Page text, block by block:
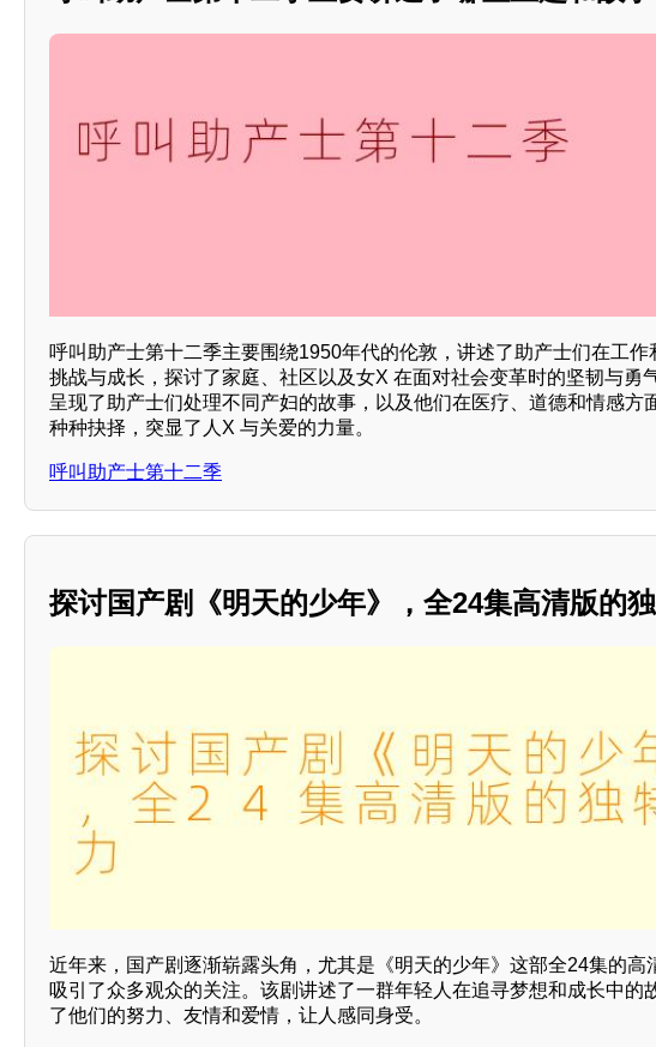
呼叫助产士第十二季主要围绕1950年代的伦敦，讲述了助产士们在工作
挑战与成长，探讨了家庭、社区以及女X 在面对社会变革时的坚韧与勇
呈现了助产士们处理不同产妇的故事，以及他们在医疗、道德和情感方
种种抉择，突显了人X 与关爱的力量。
呼叫助产士第十二季
探讨国产剧《明天的少年》，全24集高清版的
近年来，国产剧逐渐崭露头角，尤其是《明天的少年》这部全24集的高
吸引了众多观众的关注。该剧讲述了一群年轻人在追寻梦想和成长中的
了他们的努力、友情和爱情，让人感同身受。